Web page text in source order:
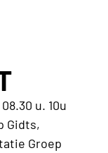
u. 10u
Gidts,
Groep